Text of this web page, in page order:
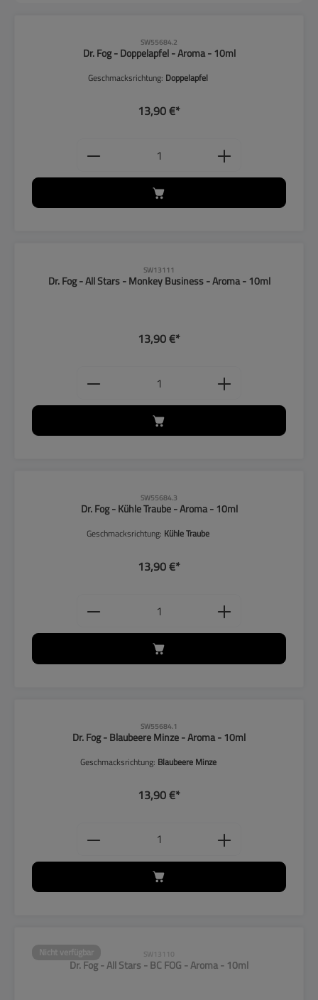
SW55684.2
Dr. Fog - Doppelapfel - Aroma - 10ml
Geschmacksrichtung: Doppelapfel
13,90 €*
Produkt Anzahl: Gib den
SW13111
Dr. Fog - All Stars - Monkey Business - Aroma - 10ml
13,90 €*
Produkt Anzahl: Gib den
SW55684.3
Dr. Fog - Kühle Traube - Aroma - 10ml
Geschmacksrichtung: Kühle Traube
13,90 €*
Produkt Anzahl: Gib den
SW55684.1
Dr. Fog - Blaubeere Minze - Aroma - 10ml
Geschmacksrichtung: Blaubeere Minze
13,90 €*
Produkt Anzahl: Gib den
Nicht verfügbar SW13110
Dr. Fog - All Stars - BC FOG - Aroma - 10ml